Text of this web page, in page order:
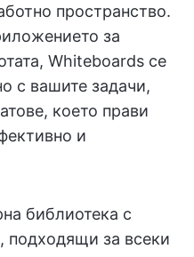
пространство.
за
Whiteboards се
с вашите задачи,
което прави
и
библиотека с
, подходящи за всеки